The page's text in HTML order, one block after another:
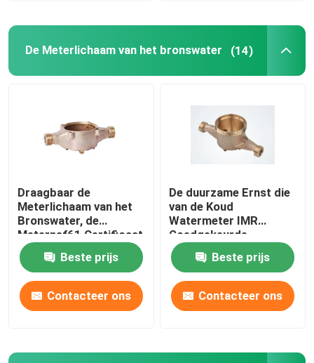
koperbusbar
Druk die Klep verminderen
ringen en lagers
Brandadapter
De Meterlichaam van het bronswater (14)
Draagbaar de
Meterlichaam van het
Bronswater, de
Meternsf61 Certificaat
van de Koud
WaterstroomBeste prijs
Contacteer ons
De duurzame Ernst die
van de Koud
Watermeter IMR
Goedgekeurde
ISO9001 gieten
Beste prijs
Contacteer ons